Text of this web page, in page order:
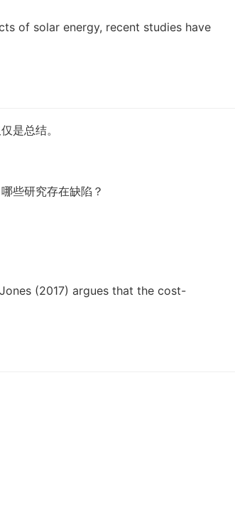
of solar energy, recent studies have
是总结。
些研究存在缺陷？
(2017) argues that the cost-